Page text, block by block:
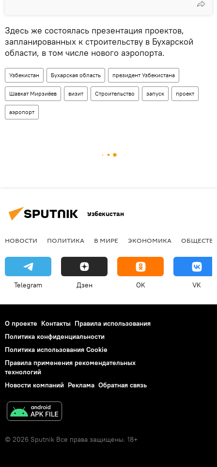
Здесь же состоялась презентация проектов,
запланированных к строительству в Бухарской
области, в том числе нового аэропорта.
Узбекистан Бухарская область президент Узбекистана
Шавкат Мирзиёев визит Строительство запуск проект
аэропорт
Узбекистан
НОВОСТИ ПОЛИТИКА В МИРЕ ЭКОНОМИКА
Telegram Дзен OK VK
О проекте Контакты Правила использования
Политика конфиденциальности
Политика использования Cookie
Правила применения рекомендательных
технологий
Новости компаний Реклама Обратная связь
© 2026 Sputnik Все права защищены. 18+